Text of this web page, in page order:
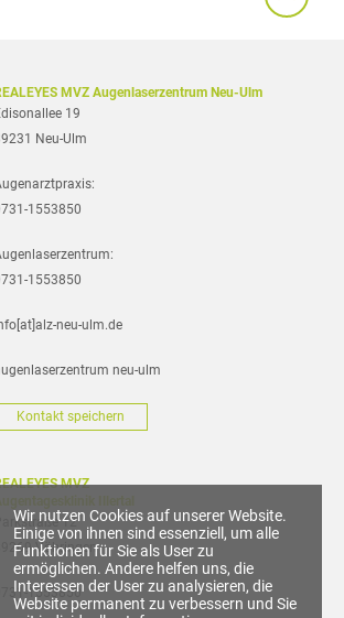
MVZ Augenlaserzentrum Neu-Ulm
19
Neu-Ulm
1553850
1553850
neu-ulm.de
neu-ulm
Kontakt speichern
MVZ
Parkstraße 12
89269 Vöhringen
0731-1553850
Wir nutzen Cookies auf unserer Website.
Einige von ihnen sind essenziell, um alle
Funktionen für Sie als User zu
ermöglichen. Andere helfen uns, die
Interessen der User zu analysieren, die
Website permanent zu verbessern und Sie